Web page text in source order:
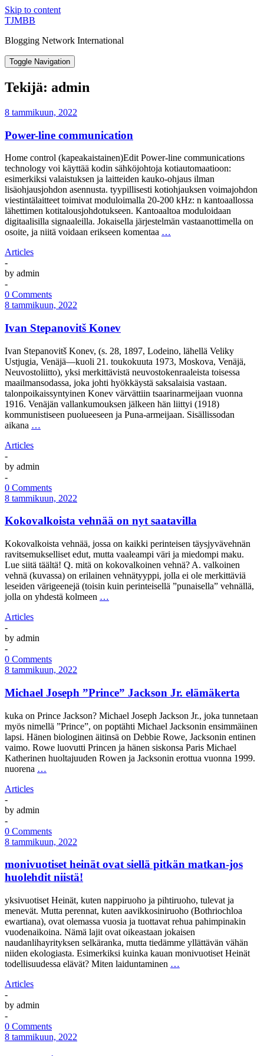
Skip to content
TJMBB
Blogging Network International
Toggle Navigation
Tekijä: admin
8 tammikuun, 2022
Power-line communication
Home control (kapeakaistainen)Edit Power-line communications
technology voi käyttää kodin sähköjohtoja kotiautomaatioon:
esimerkiksi valaistuksen ja laitteiden kauko-ohjaus ilman
lisäohjausjohdon asennusta. tyypillisesti kotiohjauksen voimajohdon
viestintälaitteet toimivat moduloimalla 20-200 kHz: n kantoaallossa
lähettimen kotitalousjohdotukseen. Kantoaaltoa moduloidaan
digitaalisilla signaaleilla. Jokaisella järjestelmän vastaanottimella on
osoite, ja niitä voidaan erikseen komentaa …
Articles
-
by admin
-
0 Comments
8 tammikuun, 2022
Ivan Stepanovitš Konev
Ivan Stepanovitš Konev, (s. 28, 1897, Lodeino, lähellä Veliky
Ustjugia, Venäjä—kuoli 21. toukokuuta 1973, Moskova, Venäjä,
Neuvostoliitto), yksi merkittävistä neuvostokenraaleista toisessa
maailmansodassa, joka johti hyökkäystä saksalaisia vastaan.
talonpoikaissyntyinen Konev värvättiin tsaarinarmeijaan vuonna
1916. Venäjän vallankumouksen jälkeen hän liittyi (1918)
kommunistiseen puolueeseen ja Puna-armeijaan. Sisällissodan
aikana …
Articles
-
by admin
-
0 Comments
8 tammikuun, 2022
Kokovalkoista vehnää on nyt saatavilla
Kokovalkoista vehnää, jossa on kaikki perinteisen täysjyvävehnän
ravitsemukselliset edut, mutta vaaleampi väri ja miedompi maku.
Lue siitä täältä! Q. mitä on kokovalkoinen vehnä? A. valkoinen
vehnä (kuvassa) on erilainen vehnätyyppi, jolla ei ole merkittäviä
leseiden värigeenejä (toisin kuin perinteisellä ”punaisella” vehnällä,
jolla on yhdestä kolmeen …
Articles
-
by admin
-
0 Comments
8 tammikuun, 2022
Michael Joseph ”Prince” Jackson Jr. elämäkerta
kuka on Prince Jackson? Michael Joseph Jackson Jr., joka tunnetaan
myös nimellä ”Prince”, on poptähti Michael Jacksonin ensimmäinen
lapsi. Hänen biologinen äitinsä on Debbie Rowe, Jacksonin entinen
vaimo. Rowe luovutti Princen ja hänen siskonsa Paris Michael
Katherinen huoltajuuden Rowen ja Jacksonin erottua vuonna 1999.
nuorena …
Articles
-
by admin
-
0 Comments
8 tammikuun, 2022
monivuotiset heinät ovat siellä pitkän matkan-jos
huolehdit niistä!
yksivuotiset Heinät, kuten nappiruoho ja pihtiruoho, tulevat ja
menevät. Mutta perennat, kuten aavikkosiniruoho (Bothriochloa
ewartiana), ovat olemassa vuosia ja tuottavat rehua pahimpinakin
vuodenaikoina. Nämä lajit ovat oikeastaan jokaisen
naudanlihayrityksen selkäranka, mutta tiedämme yllättävän vähän
niiden ekologiasta. Esimerkiksi kuinka kauan monivuotiset Heinät
todellisuudessa elävät? Miten laiduntaminen …
Articles
-
by admin
-
0 Comments
8 tammikuun, 2022